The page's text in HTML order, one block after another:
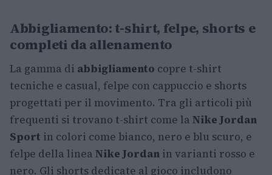
Abbigliamento: t-shirt, felpe, shorts e
completi da allenamento
La gamma di abbigliamento copre t-shirt
tecniche e casual, felpe con cappuccio e shorts
progettati per il movimento. Tra gli articoli più
frequenti si trovano t-shirt come la Nike Jordan
Sport in colori come bianco, nero e blu scuro, e
felpe della linea Nike Jordan in varianti rosso e
nero. Gli shorts dedicate al gioco includono